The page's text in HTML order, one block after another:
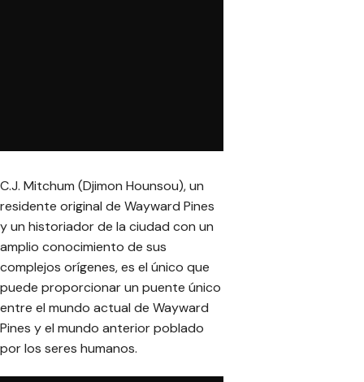
C.J. Mitchum (Djimon Hounsou), un
residente original de Wayward Pines
y un historiador de la ciudad con un
amplio conocimiento de sus
complejos orígenes, es el único que
puede proporcionar un puente único
entre el mundo actual de Wayward
Pines y el mundo anterior poblado
por los seres humanos.